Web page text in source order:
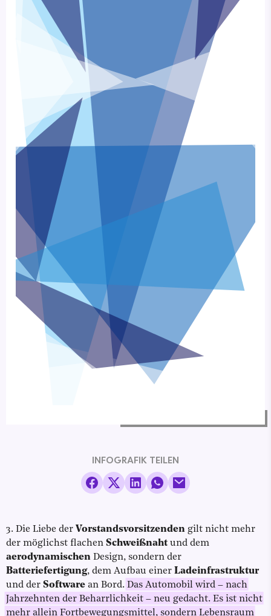
INFOGRAFIK TEILEN
3. Die Liebe der Vorstandsvorsitzenden gilt nicht mehr
der möglichst flachen Schweißnaht und dem
aerodynamischen Design, sondern der
Batteriefertigung, dem Aufbau einer Ladeinfrastruktur
und der Software an Bord. Das Automobil wird – nach
Jahrzehnten der Beharrlichkeit – neu gedacht. Es ist nicht
mehr allein Fortbewegungsmittel, sondern Lebensraum